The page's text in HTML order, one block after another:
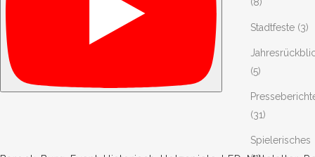
Stadtfeste (3)
(5)
(31)
Spielerisches